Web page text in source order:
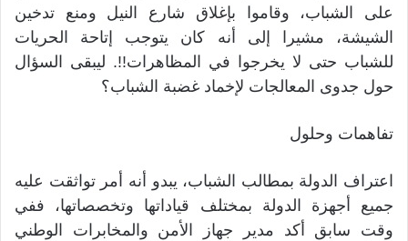
على الشباب، وقاموا بإغلاق شارع النيل ومنع تدخين
الشيشة، مشيرا إلى أنه كان يتوجب إتاحة الحريات
للشباب حتى لا يخرجوا في المظاهرات!!. ليبقى السؤال
حول جدوى المعالجات لإخماد غضبة الشباب؟
تفاهمات وحلول
اعتراف الدولة بمطالب الشباب، يبدو أنه أمر تواثقت عليه
جميع أجهزة الدولة بمختلف قياداتها وتخصصاتها، ففي
وقت سابق أكد مدير جهاز الأمن والمخابرات الوطني